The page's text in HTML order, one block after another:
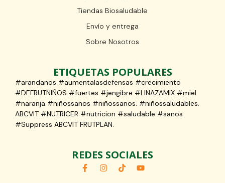
Tiendas Biosaludable
Envío y entrega
Sobre Nosotros
ETIQUETAS POPULARES
#arandanos #aumentalasdefensas #crecimiento
#DEFRUTNIÑOS #fuertes #jengibre #LINAZAMIX #miel
#naranja #niñossanos #niñossanos. #niñossaludables.
ABCVIT #NUTRICER #nutricion #saludable #sanos
#Suppress ABCVIT FRUTPLAN.
REDES SOCIALES